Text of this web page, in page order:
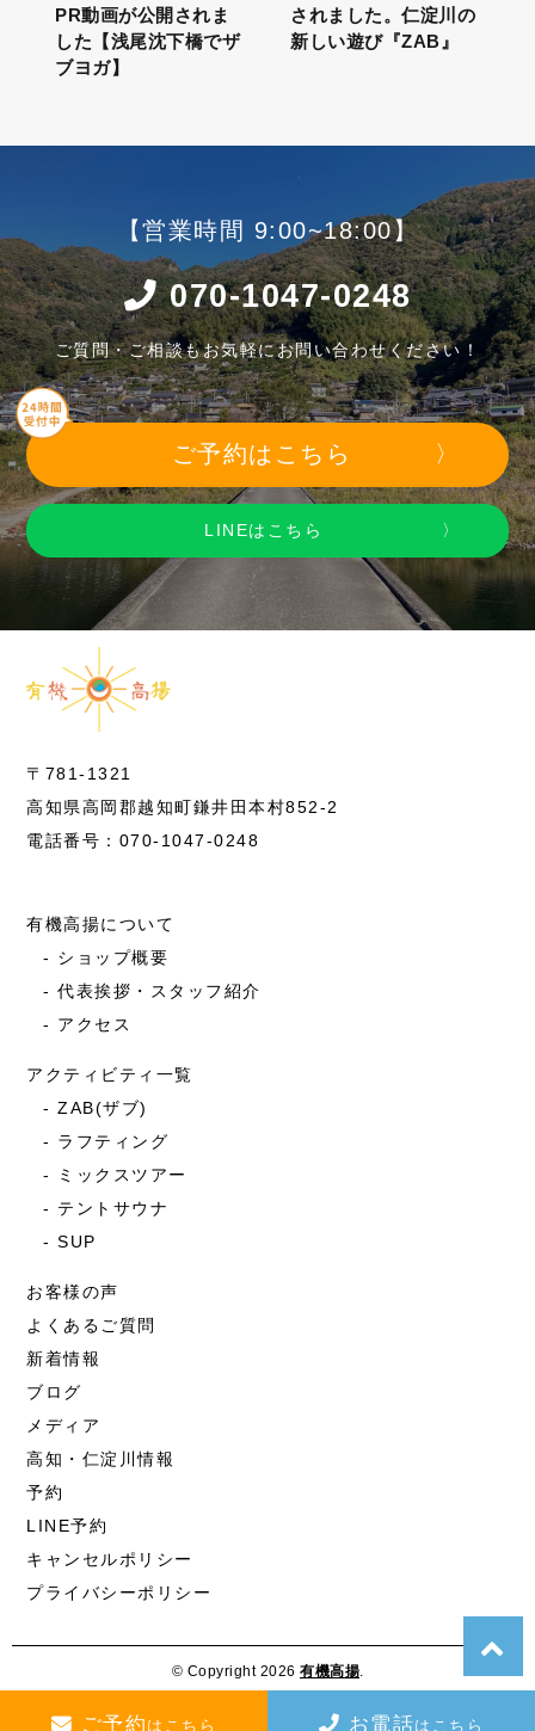
PR動画が公開されま
した【浅尾沈下橋でザ
ブヨガ】
されました。仁淀川の
新しい遊び『ZAB』
【営業時間 9:00~18:00】
070-1047-0248
ご質問・ご相談もお気軽にお問い合わせください！
ご予約はこちら
LINEはこちら
〒781-1321
高知県高岡郡越知町鎌井田本村852-2
電話番号：070-1047-0248
有機高揚について
ショップ概要
代表挨拶・スタッフ紹介
アクセス
アクティビティ一覧
ZAB(ザブ)
ラフティング
ミックスツアー
テントサウナ
SUP
お客様の声
よくあるご質問
新着情報
ブログ
メディア
高知・仁淀川情報
予約
LINE予約
キャンセルポリシー
プライバシーポリシー
© Copyright 2026 有機高揚.
ご予約 はこちら お電話はこちら